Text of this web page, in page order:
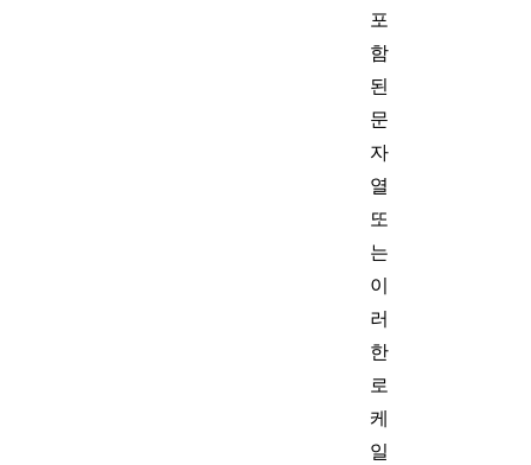
포
함
된
문
자
열
또
는
이
러
한
로
케
일